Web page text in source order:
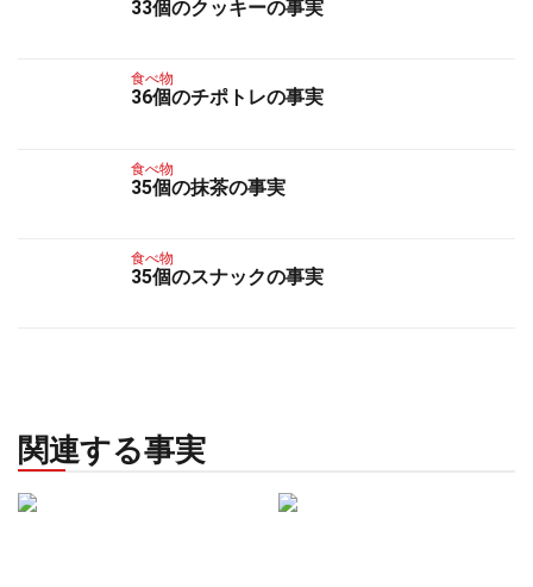
33個のクッキーの事実
食べ物
36個のチポトレの事実
食べ物
35個の抹茶の事実
食べ物
35個のスナックの事実
関連する事実